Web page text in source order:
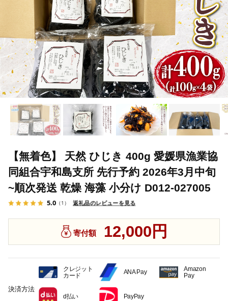
加工食品 乾物 【無着色】 天然 ひじき 400g 愛媛県漁
【無着色】 天然 ひじき 400g 愛媛県漁業協
同組合宇和島支所 先行予約 2026年3月中旬
~順次発送 乾燥 海藻 小分け D012-027005
5.0 （1） 返礼品のレビューを見る
寄付額 12,000円
決済方法
クレジット
カード
ANA Pay
Amazon
Pay
d払い PayPay